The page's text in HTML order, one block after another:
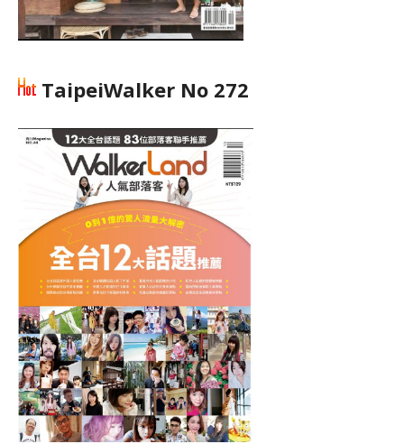
TaipeiWalker No 272